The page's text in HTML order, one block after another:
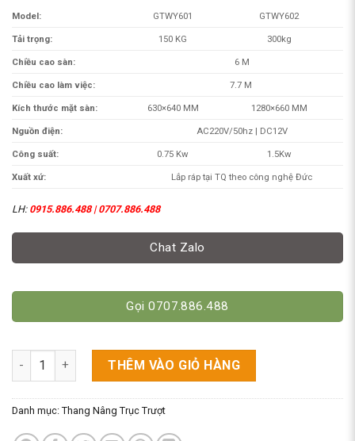
dựa
đánh
giá
Model: GTWY601 GTWY602
Tải trọng: 150 KG 300kg
Chiều cao sàn: 6 M
Chiều cao làm việc: 7.7 M
Kích thước mặt sàn: 630×640 MM 1280×660 MM
Nguồn điện: AC220V/50hz | DC12V
Công suất: 0.75 Kw 1.5Kw
Xuất xứ: Lắp ráp tại TQ theo công nghệ Đức
LH: 0915.886.488 | 0707.886.488
Chat Zalo
Gọi 0707.886.488
Thang Nâng 6M Trục Trượt. Model GTWY6 số lượng
THÊM VÀO GIỎ HÀNG
Danh mục: Thang Nâng Trục Trượt